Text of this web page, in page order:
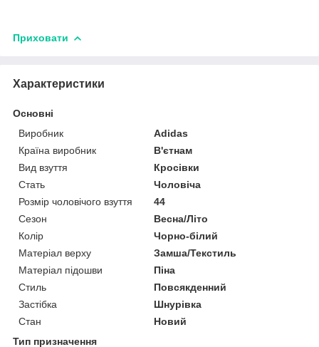
Приховати
Характеристики
Основні
Виробник
Adidas
Країна виробник
В'єтнам
Вид взуття
Кросівки
Стать
Чоловіча
Розмір чоловічого взуття
44
Сезон
Весна/Літо
Колір
Чорно-білий
Матеріал верху
Замша/Текстиль
Матеріал підошви
Піна
Стиль
Повсякденний
Застібка
Шнурівка
Стан
Новий
Тип призначення